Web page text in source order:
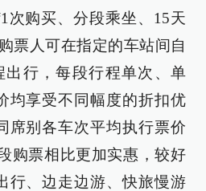
次购买、分段乘坐、15天
票人可在指定的车站间自
出行，每段行程单次、单
均享受不同幅度的折扣优
席别各车次平均执行票价
购票相比更加实惠，较好
行、边走边游、快旅慢游